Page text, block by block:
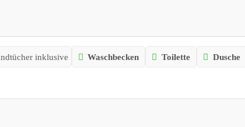
inklusive Waschbecken Toilette Dusche